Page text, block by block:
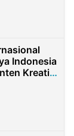
Indonesia
Kreatif